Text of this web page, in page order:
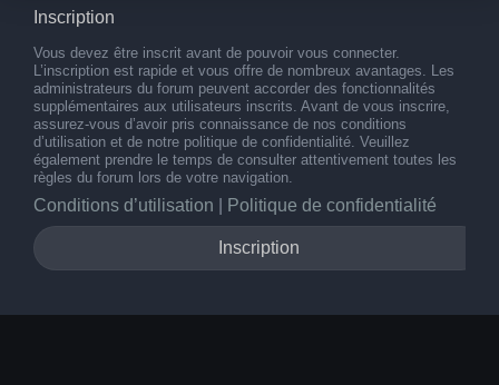
Inscription
Vous devez être inscrit avant de pouvoir vous connecter.
L’inscription est rapide et vous offre de nombreux avantages. Les
administrateurs du forum peuvent accorder des fonctionnalités
supplémentaires aux utilisateurs inscrits. Avant de vous inscrire,
assurez-vous d’avoir pris connaissance de nos conditions
d’utilisation et de notre politique de confidentialité. Veuillez
également prendre le temps de consulter attentivement toutes les
règles du forum lors de votre navigation.
Conditions d’utilisation Politique de confidentialité
Inscription